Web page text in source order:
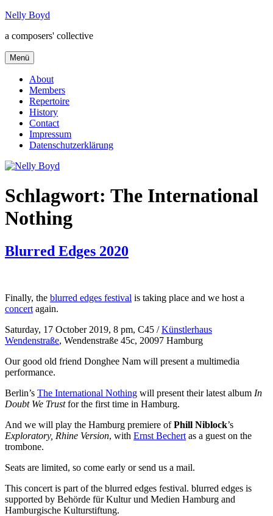
Zum
springen
Nelly Boyd
a composers' collective
Menü
About
Members
Repertoire
History
Contact
Impressum
Datenschutzerklärung
Schlagwort: The International
Nothing
Blurred Edges 2020
Finally, the blurred edges festival is taking place and we host a
concert again.
Saturday, 17 October 2019, 8 pm, C45 /Künstlerhaus
Wendenstraße, Wendenstraße 45c, 20097 Hamburg
Our good old friend Donghee Nam will present a multimedia
performance.
Berlin’s The International Nothing will present their latest album In
Doubt We Trustfor the first time in Hamburg.
And we will play the Hamburg premiere ofPhill Niblock’s
Exploratory, Rhine Version, with Ernst Bechert as a guest on the
trombone.
Seats are limited, so come early or send us a mail.
This concert is part of the blurred edges festival. blurred edges is
supported by Behörde für Kultur und Medien Hamburg and
Hamburgische Kulturstiftung.